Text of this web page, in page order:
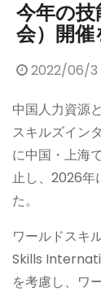
今年の技
会）開催
2022/06/3
中国人力資源
スキルズイン
に中国・上海
止し、2026年
た。
ワールドスキ
Skills
を考慮し、ワ